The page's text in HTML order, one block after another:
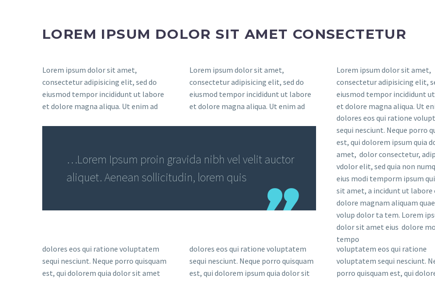
LOREM IPSUM DOLOR SIT AMET CONSECTETUR
Lorem ipsum dolor sit amet,
consectetur adipisicing elit, sed do
eiusmod tempor incididunt ut labore
et dolore magna aliqua. Ut enim ad
Lorem ipsum dolor sit amet,
consectetur adipisicing elit, sed do
eiusmod tempor incididunt ut labore
et dolore magna aliqua. Ut enim ad
Lorem ipsum dolor sit amet,
consectetur adipisicing elit,
eiusmod tempor incididunt
et dolore magna aliqua. Ut
…Lorem Ipsum proin gravida nibh vel velit auctor
aliquet. Aenean sollicitudin, lorem quis
dolores eos qui ratione
sequi nesciunt. Neque porro
est, qui dolorem ipsum quia
amet, dolor consectetur,
vdolor elit, sed quia non
eius modi temporm ipsum
sit amet, a incidunt ut labore
dolore magnam aliquam
volup dolor ta tem. Lorem
dolor sit amet eius dolore
tempo
dolores eos qui ratione voluptatem
sequi nesciunt. Neque porro quisquam
est, qui dolorem quia dolor sit amet
dolores eos qui ratione voluptatem
sequi nesciunt. Neque porro quisquam
est, qui dolorem ipsum quia dolor sit
voluptatem eos qui ratione
voluptatem sequi nesciunt.
porro quisquam est, qui